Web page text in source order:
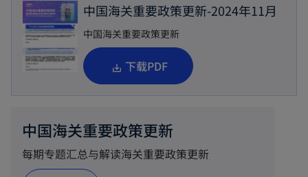
n
s
i
n
e
w
t
中国海关重要政策更新-2024年11月
中国海关重要政策更新
下载PDF
o
p
n
s
i
中国海关重要政策更新
每期专题汇总与解读海关重要政策更新